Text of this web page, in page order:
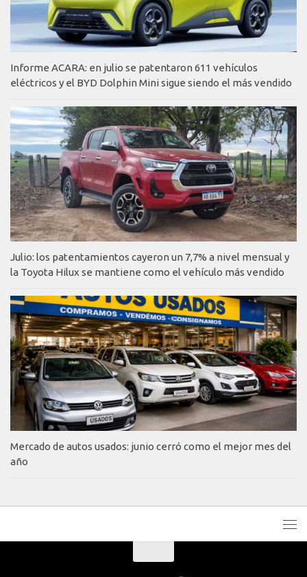
Informe ACARA: en julio se patentaron 611 vehículos
eléctricos y el BYD Dolphin Mini sigue siendo el más vendido
Julio: los patentamientos cayeron un 7,7% a nivel mensual y
la Toyota Hilux se mantiene como el vehículo más vendido
Mercado de autos usados: junio cerró como el mejor mes del
año